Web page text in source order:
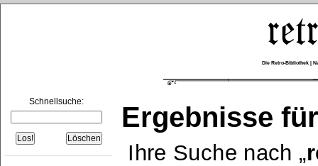
Die Retro-Bibliothek |
Schnellsuche: Ergebnisse
Ihre Suche nach